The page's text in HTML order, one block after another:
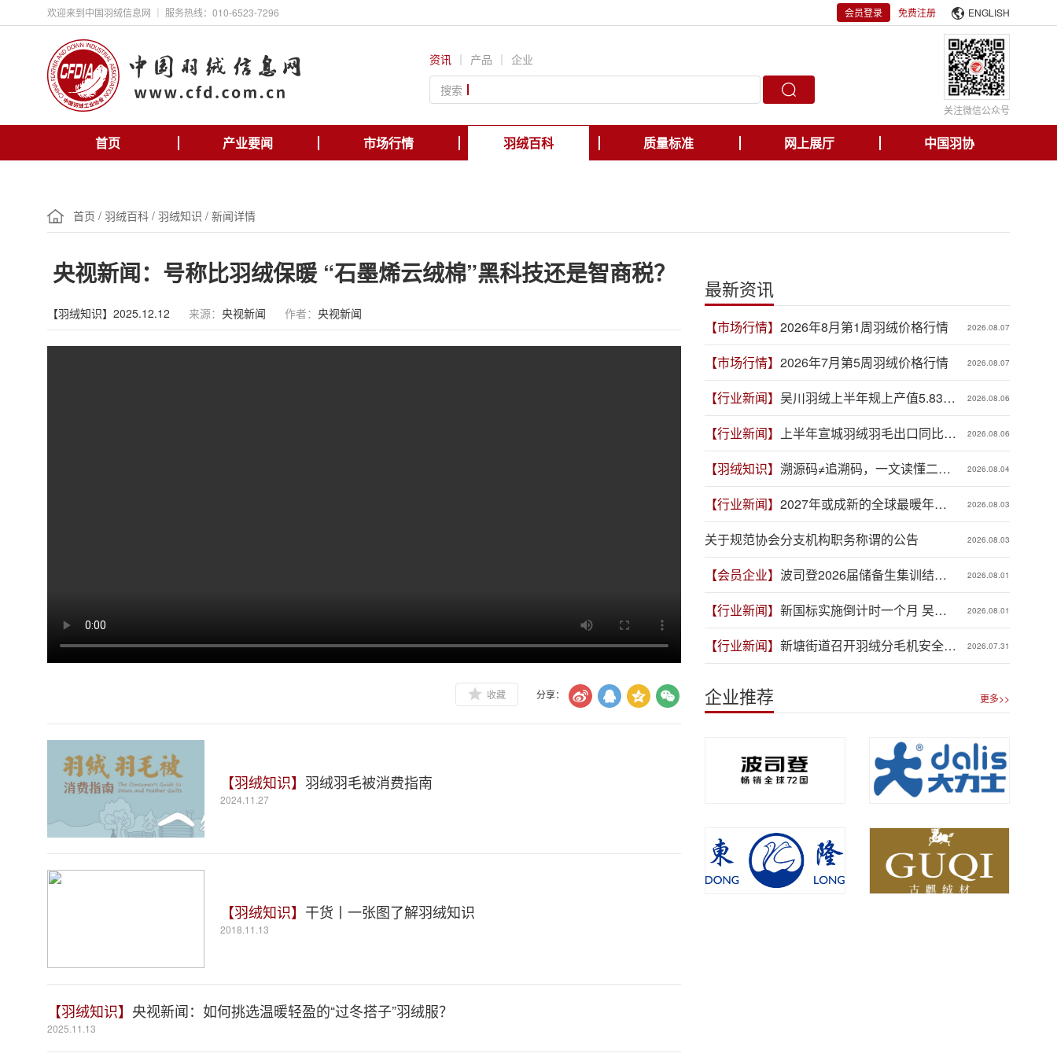
欢迎来到中国羽绒信息网 ｜ 服务热线：010-6523-7296 会员登录 免费注册 ENGLISH
资讯 ｜ 产品 ｜ 企业
搜索
关注微信公众号
首页 产业要闻 市场行情 羽绒百科 质量标准 网上展厅 中国羽协
首页 / 羽绒百科 / 羽绒知识 / 新闻详情
央视新闻：号称比羽绒保暖 “石墨烯云绒棉”黑科技还是智商税？
【羽绒知识】2025.12.12 来源： 央视新闻 作者： 央视新闻
收藏 分享：
【羽绒知识】 羽绒羽毛被消费指南
2024.11.27
【羽绒知识】 干货丨一张图了解羽绒知识
2018.11.13
【羽绒知识】 央视新闻：如何挑选温暖轻盈的“过冬搭子”羽绒服？
2025.11.13
最新资讯
【市场行情】 2026年8月第1周羽绒价格行情 2026.08.07
【市场行情】 2026年7月第5周羽绒价格行情 2026.08.07
【行业新闻】 吴川羽绒上半年规上产值5.83亿
元，同比增长19.3%
2026.08.06
【行业新闻】 上半年宣城羽绒羽毛出口同比增
长41.9%
2026.08.06
【羽绒知识】 溯源码≠追溯码，一文读懂二者
区别
2026.08.04
【行业新闻】 2027年或成新的全球最暖年
份，对羽绒产业有何影响？
2026.08.03
关于规范协会分支机构职务称谓的公告 2026.08.03
【会员企业】 波司登2026届储备生集训结
营，青春力量赋能品牌新程
2026.08.01
【行业新闻】 新国标实施倒计时一个月 吴川
羽绒企业集体“抢跑”新规
2026.08.01
【行业新闻】 新塘街道召开羽绒分毛机安全生
产专项整治推进会
2026.07.31
企业推荐 更多>>